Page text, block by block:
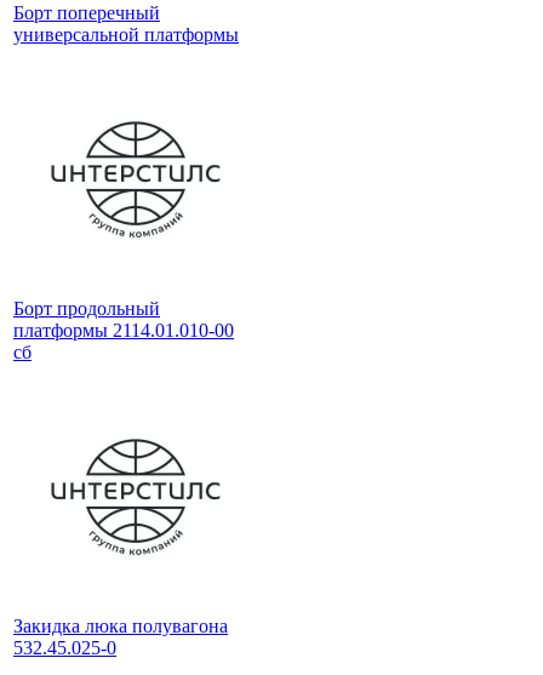
Борт поперечный
универсальной платформы
Борт продольный
платформы 2114.01.010-00
сб
Закидка люка полувагона
532.45.025-0